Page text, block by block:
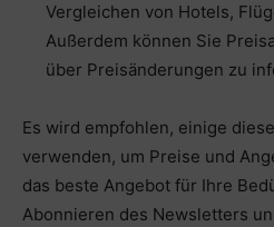
Vergleichen von Hotels,
Außerdem können Sie
über Preisänderungen zu
Es wird empfohlen, einige
verwenden, um Preise und
das beste Angebot für Ihre
Abonnieren des Newsletters